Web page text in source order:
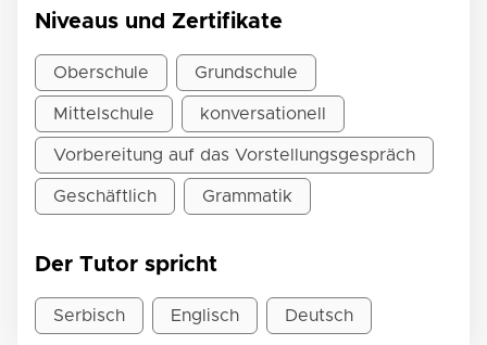
Niveaus und Zertifikate
Oberschule Grundschule
Mittelschule konversationell
Vorbereitung auf das Vorstellungsgespräch
Geschäftlich Grammatik
Der Tutor spricht
Serbisch Englisch Deutsch